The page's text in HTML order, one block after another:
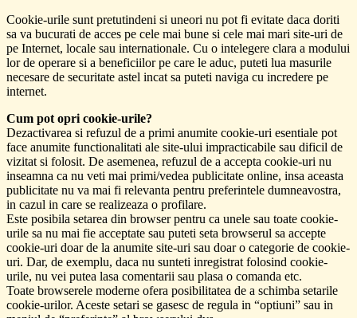
Cookie-urile sunt pretutindeni si uneori nu pot fi evitate daca doriti
sa va bucurati de acces pe cele mai bune si cele mai mari site-uri de
pe Internet, locale sau internationale. Cu o intelegere clara a modului
lor de operare si a beneficiilor pe care le aduc, puteti lua masurile
necesare de securitate astel incat sa puteti naviga cu incredere pe
internet.
Cum pot opri cookie-urile?
Dezactivarea si refuzul de a primi anumite cookie-uri esentiale pot
face anumite functionalitati ale site-ului impracticabile sau dificil de
vizitat si folosit. De asemenea, refuzul de a accepta cookie-uri nu
inseamna ca nu veti mai primi/vedea publicitate online, insa aceasta
publicitate nu va mai fi relevanta pentru preferintele dumneavostra,
in cazul in care se realizeaza o profilare.
Este posibila setarea din browser pentru ca unele sau toate cookie-
urile sa nu mai fie acceptate sau puteti seta browserul sa accepte
cookie-uri doar de la anumite site-uri sau doar o categorie de cookie-
uri. Dar, de exemplu, daca nu sunteti inregistrat folosind cookie-
urile, nu vei putea lasa comentarii sau plasa o comanda etc.
Toate browserele moderne ofera posibilitatea de a schimba setarile
cookie-urilor. Aceste setari se gasesc de regula in “optiuni” sau in